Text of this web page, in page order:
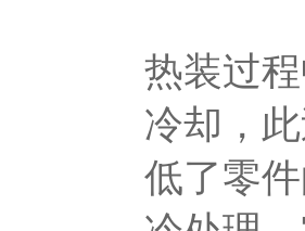
热装过
冷却，
低了零